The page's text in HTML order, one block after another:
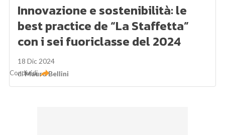
Innovazione e sostenibilità: le
best practice de “La Staffetta”
con i sei fuoriclasse del 2024
18 Dic 2024
diMauro Bellini
Condividi